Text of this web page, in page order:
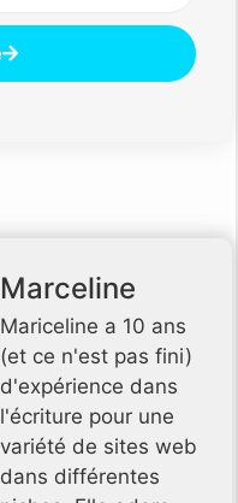
Marceline
Mariceline a 10 ans
(et ce n'est pas fini)
d'expérience dans
l'écriture pour une
variété de sites web
dans différentes